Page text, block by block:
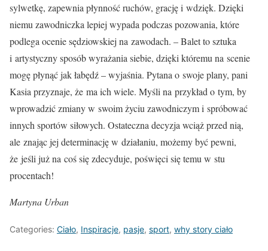
sylwetkę, zapewnia płynność ruchów, grację i wdzięk. Dzięki
niemu zawodniczka lepiej wypada podczas pozowania, które
podlega ocenie sędziowskiej na zawodach. – Balet to sztuka
i artystyczny sposób wyrażania siebie, dzięki któremu na scenie
mogę płynąć jak łabędź – wyjaśnia. Pytana o swoje plany, pani
Kasia przyznaje, że ma ich wiele. Myśli na przykład o tym, by
wprowadzić zmiany w swoim życiu zawodniczym i spróbować
innych sportów siłowych. Ostateczna decyzja wciąż przed nią,
ale znając jej determinację w działaniu, możemy być pewni,
że jeśli już na coś się zdecyduje, poświęci się temu w stu
procentach!
Martyna Urban
Categories: Ciało, Inspiracje, pasje, sport, why story ciało